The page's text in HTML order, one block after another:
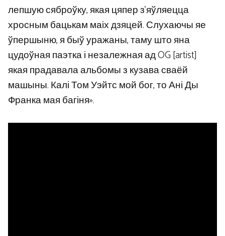
лепшую сяброўку, якая цяпер з’яўляецца
хросным бацькам маіх дзяцей. Слухаючы яе
ўпершыню, я быў уражаны, таму што яна
цудоўная паэтка і незалежная ад OG [artist]
якая прадавала альбомы з кузава сваёй
машыны. Калі Том Уэйтс мой бог, то Ані Ды
Франка мая багіня».